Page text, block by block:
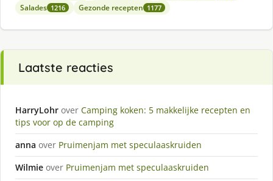
Salades 1216 Gezonde recepten 1177
Laatste reacties
HarryLohr over Camping koken: 5 makkelijke recepten en
tips voor op de camping
anna over Pruimenjam met speculaaskruiden
Wilmie over Pruimenjam met speculaaskruiden